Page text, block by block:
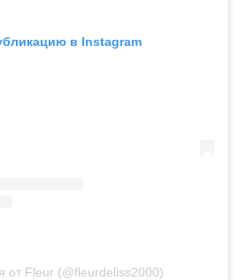
в Instagram
от Fleur (@fleurdeliss2000)